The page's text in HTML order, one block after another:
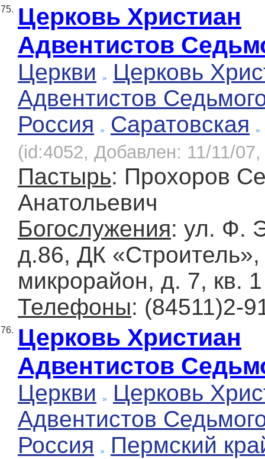
75. Церковь Христиан
Адвентистов
Церкви
Церковь
Адвентистов
Россия
Саратовская
(id:4052, Добавлен: 11/11/
Пастырь: Прохоров
Анатольевич
Богослужения: ул. Ф.
д.86, ДК «Строитель»,
микрорайон, д. 7, кв. 1
Телефоны: (84511)2-
76. Церковь Христиан
Адвентистов
Церкви
Церковь
Адвентистов
Россия
Пермский